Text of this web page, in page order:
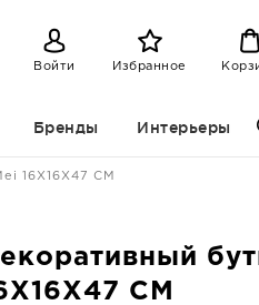
Войти Избранное
Бренды Интерьеры
16X16X47 CM
CM